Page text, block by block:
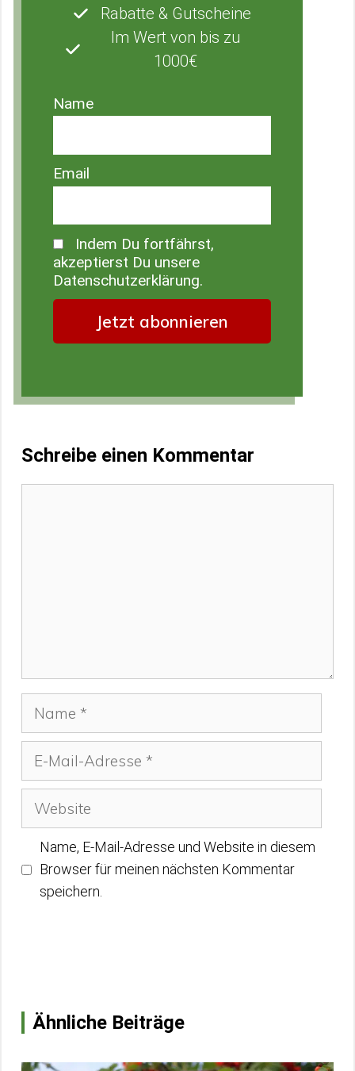
Rabatte & Gutscheine
Im Wert von bis zu
1000€
Name
Email
Indem Du fortfährst,
akzeptierst Du unsere
Datenschutzerklärung.
Schreibe einen Kommentar
Name
Website
Name, E-Mail-Adresse und Website in diesem
Browser für meinen nächsten Kommentar
speichern.
Ähnliche Beiträge